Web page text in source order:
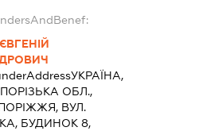
УКРАЇНА,
ОБЛ.,
ВУЛ.
БУДИНОК 8,